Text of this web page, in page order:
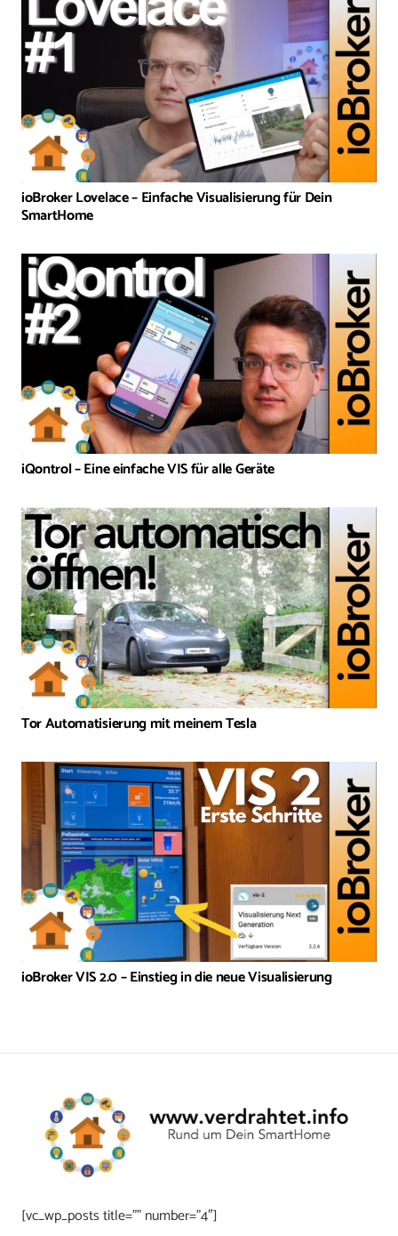
ioBroker Lovelace – Einfache Visualisierung für Dein
SmartHome
iQontrol – Eine einfache VIS für alle Geräte
Tor Automatisierung mit meinem Tesla
ioBroker VIS 2.0 – Einstieg in die neue Visualisierung
[vc_wp_posts title=”” number=”4″]